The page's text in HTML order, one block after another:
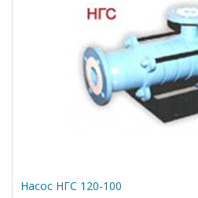
Насос НГС 120-100